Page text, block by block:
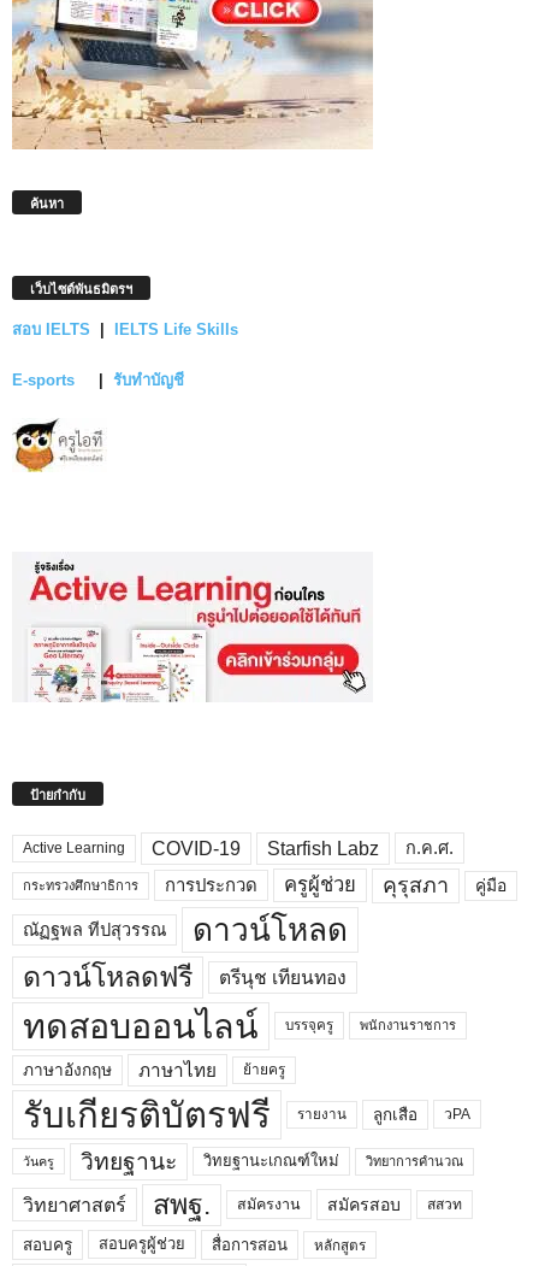
ค้นหา
เว็บไซต์พันธมิตรฯ
สอบ IELTS IELTS Life Skills
E-sports รับทำบัญชี
ป้ายกำกับ
Active Learning COVID-19 Starfish Labz ก.ค.ศ.
กระทรวงศึกษาธิการ การประกวด ครูผู้ช่วย คุรุสภา คู่มือ
ณัฏฐพล ทีปสุวรรณ ดาวน์โหลด
ดาวน์โหลดฟรี ตรีนุช เทียนทอง
ทดสอบออนไลน์ บรรจุครู พนักงานราชการ
ภาษาอังกฤษ ภาษาไทย ย้ายครู
รับเกียรติบัตรฟรี รายงาน ลูกเสือ วPA
วันครู วิทยฐานะ วิทยฐานะเกณฑ์ใหม่ วิทยาการคำนวณ
วิทยาศาสตร์ สพฐ. สมัครงาน สมัครสอบ สสวท
สอบครู สอบครูผู้ช่วย สื่อการสอน หลักสูตร